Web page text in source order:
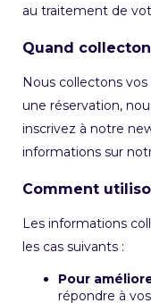
au traitement de
Quand
Nous collectons
une réservation,
inscrivez à notre
informations sur
Comment
Les informations
les cas suivants :
Pour
répondre à